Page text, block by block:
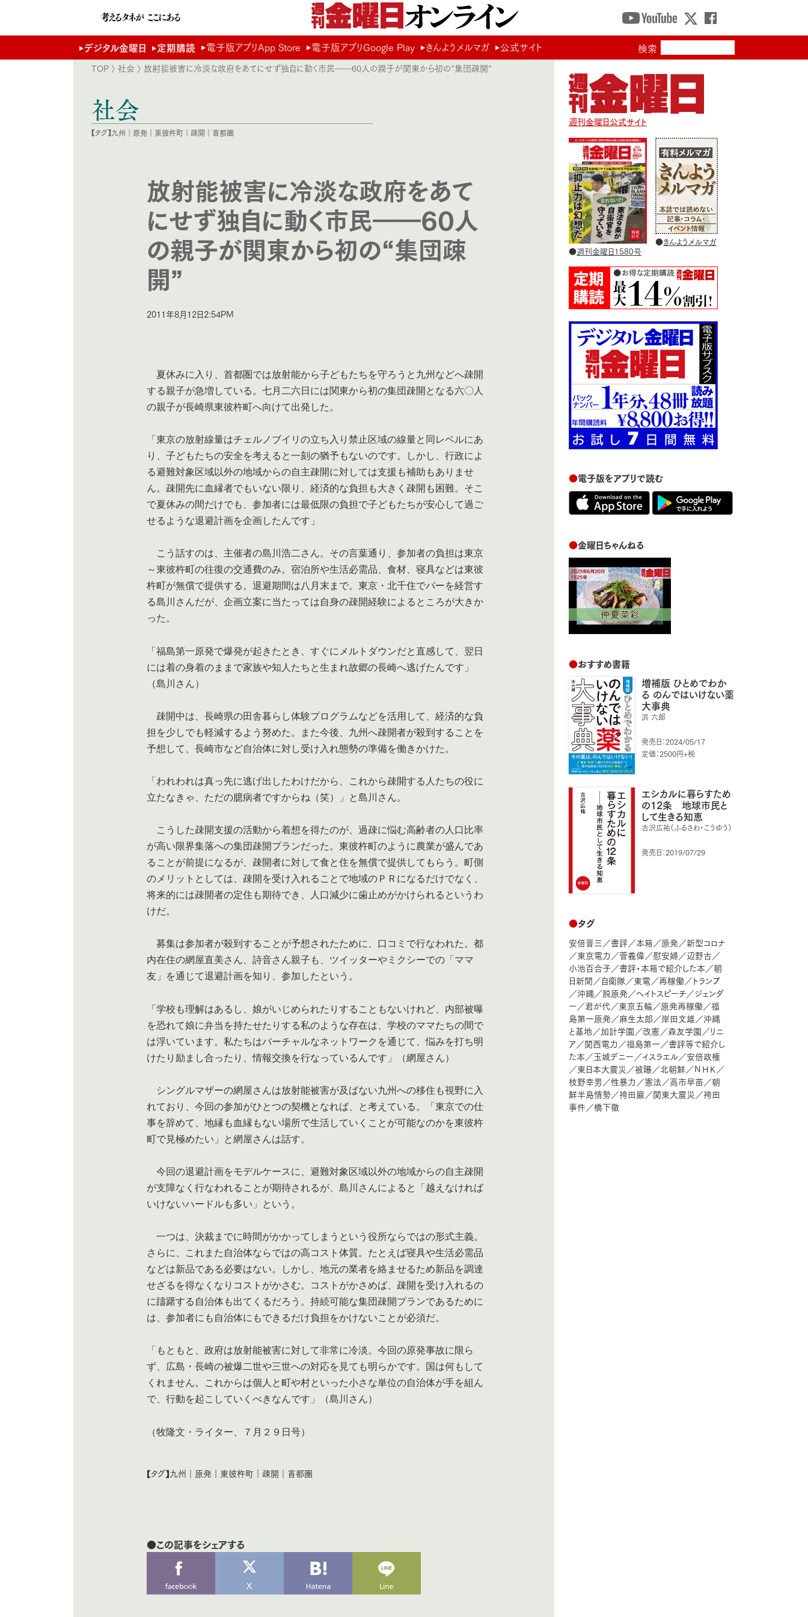
デジタル金曜日 定期購読 電子版アプリApp Store 電子版アプリGoogle Play きんようメルマガ 公式サイト 検索
TOP 〉 社会 〉 放射能被害に冷淡な政府をあてにせず独自に動く市民――60人の親子が関東から初の“集団疎開”
社会
【タグ】九州 ｜ 原発 ｜ 東彼杵町 ｜ 疎開 ｜ 首都圏
放射能被害に冷淡な政府をあて
にせず独自に動く市民――60人
の親子が関東から初の“集団疎
開”
2011年8月12日2:54PM
夏休みに入り、首都圏では放射能から子どもたちを守ろうと九州などへ疎開
する親子が急増している。七月二六日には関東から初の集団疎開となる六〇人
の親子が長崎県東彼杵町へ向けて出発した。
「東京の放射線量はチェルノブイリの立ち入り禁止区域の線量と同レベルにあ
り、子どもたちの安全を考えると一刻の猶予もないのです。しかし、行政によ
る避難対象区域以外の地域からの自主疎開に対しては支援も補助もありませ
ん。疎開先に血縁者でもいない限り、経済的な負担も大きく疎開も困難。そこ
で夏休みの間だけでも、参加者には最低限の負担で子どもたちが安心して過ご
せるような退避計画を企画したんです」
こう話すのは、主催者の島川浩二さん。その言葉通り、参加者の負担は東京
～東彼杵町の往復の交通費のみ。宿泊所や生活必需品、食材、寝具などは東彼
杵町が無償で提供する。退避期間は八月末まで。東京・北千住でバーを経営す
る島川さんだが、企画立案に当たっては自身の疎開経験によるところが大きか
った。
「福島第一原発で爆発が起きたとき、すぐにメルトダウンだと直感して、翌日
には着の身着のままで家族や知人たちと生まれ故郷の長崎へ逃げたんです」
（島川さん）
疎開中は、長崎県の田舎暮らし体験プログラムなどを活用して、経済的な負
担を少しでも軽減するよう努めた。また今後、九州へ疎開者が殺到することを
予想して、長崎市など自治体に対し受け入れ態勢の準備を働きかけた。
「われわれは真っ先に逃げ出したわけだから、これから疎開する人たちの役に
立たなきゃ、ただの臆病者ですからね（笑）」と島川さん。
こうした疎開支援の活動から着想を得たのが、過疎に悩む高齢者の人口比率
が高い限界集落への集団疎開プランだった。東彼杵町のように農業が盛んであ
ることが前提になるが、疎開者に対して食と住を無償で提供してもらう。町側
のメリットとしては、疎開を受け入れることで地域のＰＲになるだけでなく、
将来的には疎開者の定住も期待でき、人口減少に歯止めがかけられるというわ
けだ。
募集は参加者が殺到することが予想されたために、口コミで行なわれた。都
内在住の網屋直美さん、詩音さん親子も、ツイッターやミクシーでの「ママ
友」を通じて退避計画を知り、参加したという。
「学校も理解はあるし、娘がいじめられたりすることもないけれど、内部被曝
を恐れて娘に弁当を持たせたりする私のような存在は、学校のママたちの間で
は浮いています。私たちはバーチャルなネットワークを通じて、悩みを打ち明
けたり励まし合ったり、情報交換を行なっているんです」（網屋さん）
シングルマザーの網屋さんは放射能被害が及ばない九州への移住も視野に入
れており、今回の参加がひとつの契機となれば、と考えている。「東京での仕
事を辞めて、地縁も血縁もない場所で生活していくことが可能なのかを東彼杵
町で見極めたい」と網屋さんは話す。
今回の退避計画をモデルケースに、避難対象区域以外の地域からの自主疎開
が支障なく行なわれることが期待されるが、島川さんによると「越えなければ
いけないハードルも多い」という。
一つは、決裁までに時間がかかってしまうという役所ならではの形式主義。
さらに、これまた自治体ならではの高コスト体質。たとえば寝具や生活必需品
などは新品である必要はない。しかし、地元の業者を絡ませるため新品を調達
せざるを得なくなりコストがかさむ。コストがかさめば、疎開を受け入れるの
に躊躇する自治体も出てくるだろう。持続可能な集団疎開プランであるために
は、参加者にも自治体にもできるだけ負担をかけないことが必須だ。
「もともと、政府は放射能被害に対して非常に冷淡。今回の原発事故に限ら
ず、広島・長崎の被爆二世や三世への対応を見ても明らかです。国は何もして
くれません。これからは個人と町や村といった小さな単位の自治体が手を組ん
で、行動を起こしていくべきなんです」（島川さん）
（牧隆文・ライター、７月２９日号）
【タグ】九州 ｜ 原発 ｜ 東彼杵町 ｜ 疎開 ｜ 首都圏
●この記事をシェアする
週刊金曜日公式サイト
●週刊金曜日1580号
●きんようメルマガ
●電子版をアプリで読む
●金曜日ちゃんねる
●おすすめ書籍
増補版 ひとめでわか
る のんではいけない薬
大事典
浜 六郎
発売日：2024/05/17
定価：2500円+税
エシカルに暮らすため
の12条 地球市民と
して生きる知恵
古沢広祐（ふるさわ・こうゆう）
発売日：2019/07/29
●タグ
安倍晋三／書評／本箱／原発／新型コロナ
／東京電力／菅義偉／慰安婦／辺野古／
小池百合子／書評・本箱で紹介した本／朝
日新聞／自衛隊／東電／再稼働／トランプ
／沖縄／脱原発／ヘイトスピーチ／ジェンダ
ー／君が代／東京五輪／原発再稼働／福
島第一原発／麻生太郎／岸田文雄／沖縄
と基地／加計学園／改憲／森友学園／リニ
ア／関西電力／福島第一／書評等で紹介し
た本／玉城デニー／イスラエル／安倍政権
／東日本大震災／被曝／北朝鮮／ＮＨＫ／
枝野幸男／性暴力／憲法／高市早苗／朝
鮮半島情勢／袴田巖／関東大震災／袴田
事件／橋下徹